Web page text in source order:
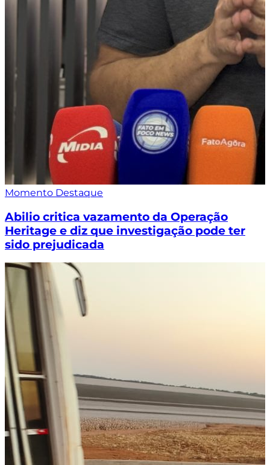
Momento Destaque
Abilio critica vazamento da Operação
Heritage e diz que investigação pode ter
sido prejudicada